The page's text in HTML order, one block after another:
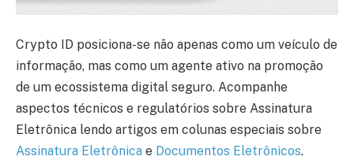
Crypto ID posiciona-se não apenas como um veículo de
informação, mas como um agente ativo na promoção
de um ecossistema digital seguro. Acompanhe
aspectos técnicos e regulatórios sobre Assinatura
Eletrônica lendo artigos em colunas especiais sobre
Assinatura Eletrônica e Documentos Eletrônicos.